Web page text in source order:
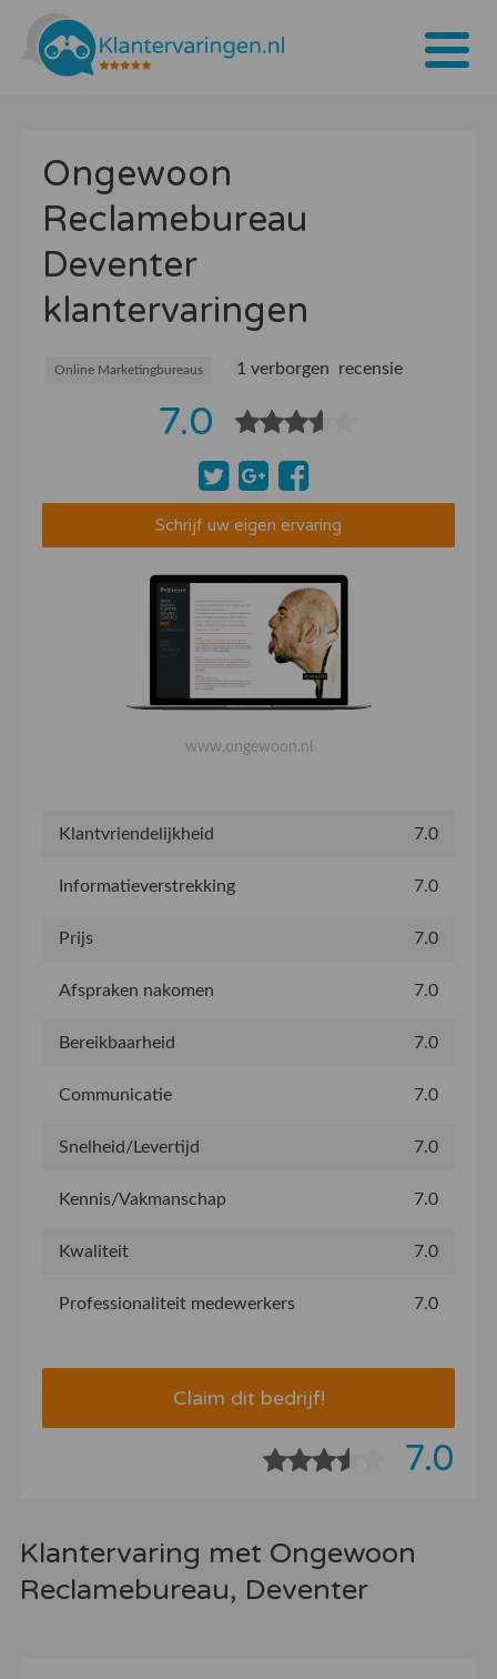
Tarieven
Bedrijven
Over ons
Blogs
Contact
Bedrijf aanmelden
Ongewoon
Reclamebureau
Deventer
klantervaringen
Online Marketingbureaus 1 verborgen recensie
7.0
Schrijf uw eigen ervaring
www.ongewoon.nl
Klantvriendelijkheid 7.0
Informatieverstrekking 7.0
Prijs 7.0
Afspraken nakomen 7.0
Bereikbaarheid 7.0
Communicatie 7.0
Snelheid/Levertijd 7.0
Kennis/Vakmanschap 7.0
Kwaliteit 7.0
Professionaliteit medewerkers 7.0
Claim dit bedrijf!
7.0
Klantervaring met Ongewoon
Reclamebureau, Deventer